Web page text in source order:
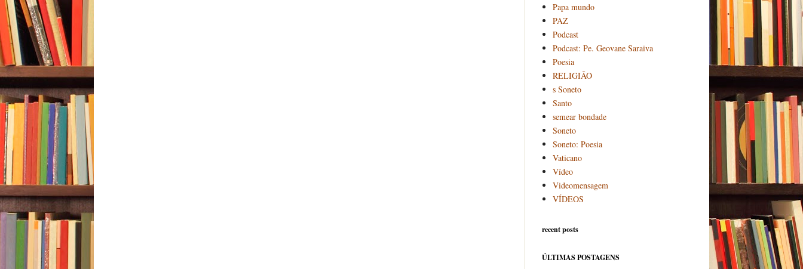
Papa mundo
PAZ
Podcast
Podcast: Pe. Geovane Saraiva
Poesia
RELIGIÃO
s Soneto
Santo
semear bondade
Soneto
Soneto: Poesia
Vaticano
Vídeo
Videomensagem
VÍDEOS
recent posts
ÚLTIMAS POSTAGENS